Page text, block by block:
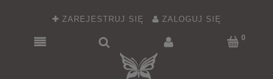
ZAREJESTRUJ SIĘ ZALOGUJ SIĘ